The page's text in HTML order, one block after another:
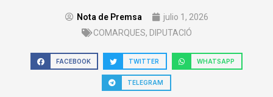
Nota de Premsa
julio 1, 2026
COMARQUES, DIPUTACIÓ
FACEBOOK TWITTER WHATSAPP
TELEGRAM